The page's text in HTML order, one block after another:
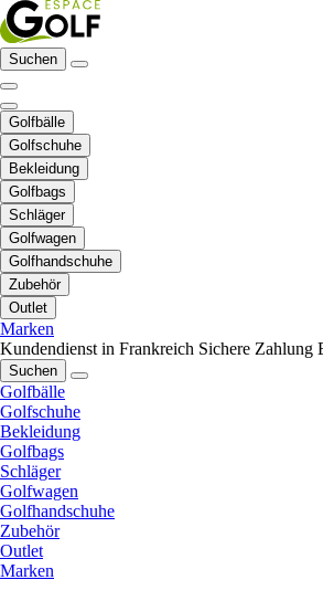
Suchen
Golfbälle
Golfschuhe
Bekleidung
Golfbags
Schläger
Golfwagen
Golfhandschuhe
Zubehör
Outlet
Marken
Kundendienst in Frankreich Sichere Zahlung
Suchen
Golfbälle
Golfschuhe
Bekleidung
Golfbags
Schläger
Golfwagen
Golfhandschuhe
Zubehör
Outlet
Marken